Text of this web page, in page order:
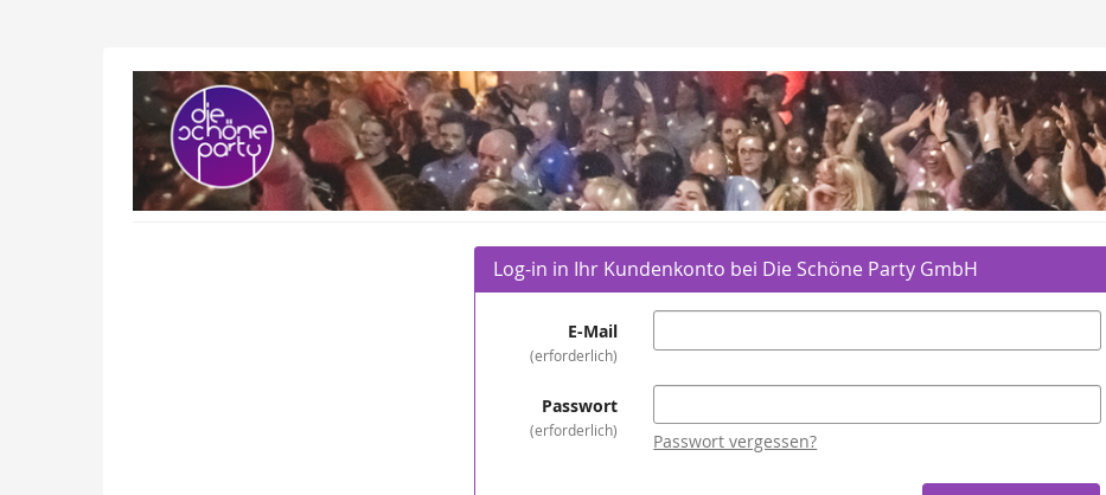
Die
Schöne
Party
Log-in in Ihr Kundenkonto bei Die Schöne Party GmbH
E-Mail
erforderlich
Passwort
erforderlich
Passwort vergessen?